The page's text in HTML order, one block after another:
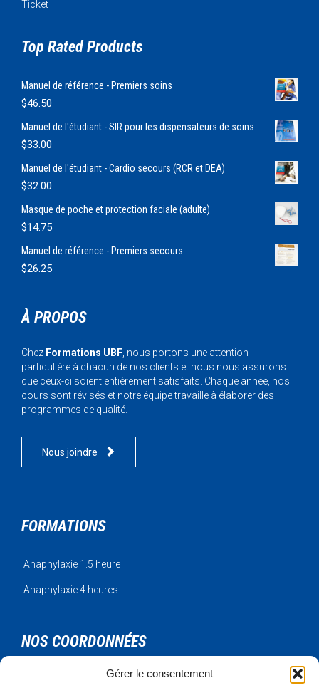
Gérer le consentement
Ticket
Top Rated Products
Manuel de référence - Premiers soins
$46.50
Manuel de l'étudiant - SIR pour les dispensateurs de soins
$33.00
Manuel de l'étudiant - Cardio secours (RCR et DEA)
$32.00
Masque de poche et protection faciale (adulte)
$14.75
Manuel de référence - Premiers secours
$26.25
À PROPOS
Chez Formations UBF , nous portons une attention
particulière à chacun de nos clients et nous nous assurons
que ceux-ci soient entièrement satisfaits. Chaque année, nos
cours sont révisés et notre équipe travaille à élaborer des
programmes de qualité.
Nous joindre 
FORMATIONS
Anaphylaxie 1.5 heure
Anaphylaxie 4 heures
NOS COORDONNÉES
Urgence Bois-Francs Inc.